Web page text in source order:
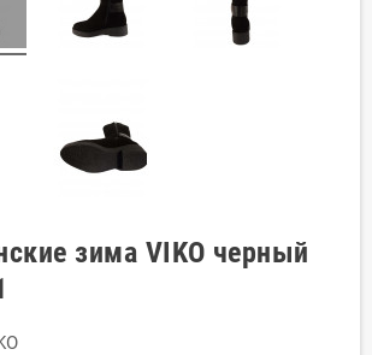
зима VIKO черный